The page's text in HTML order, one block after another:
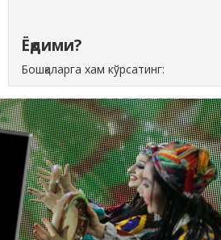
Ёқдими?
Бошқаларга хам кўрсатинг: